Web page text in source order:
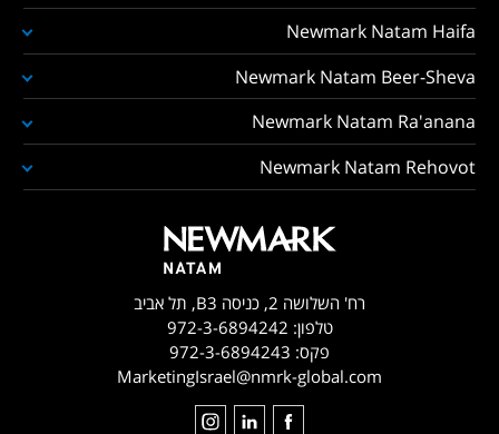
Newmark Natam Haifa
Newmark Natam Beer-Sheva
Newmark Natam Ra'anana
Newmark Natam Rehovot
רח' השלושה 2, כניסה B3, תל אביב
טלפון: 972-3-6894242
פקס: 972-3-6894243
MarketingIsrael@nmrk-global.com